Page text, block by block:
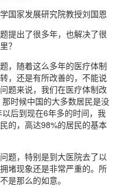
国家发展研究院教授刘国恩
提出了很多年，也解决了很
？
，随着这么多年的医疗体制
，还是有所改善的，不能说
题来说，我们在医疗体制改
时候中国的大多数居民是没
后到现在6年多的时间，我
的，高达98%的居民的基本
题，特别是到大医院去了以
堵现象还是非常严重的。所
是那么的如意。